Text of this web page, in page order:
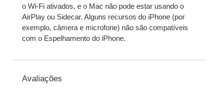
o Wi-Fi ativados, e o Mac não pode estar usando o
AirPlay ou Sidecar. Alguns recursos do iPhone (por
exemplo, câmera e microfone) não são compatíveis
com o Espelhamento do iPhone.
Avaliações